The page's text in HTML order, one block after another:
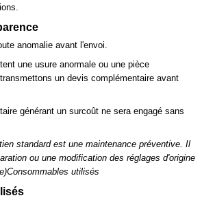
anomalie avant l'envoi.
une usure anormale ou une pièce
un devis complémentaire avant
générant un surcoût ne sera engagé sans
standard est une maintenance préventive. Il
ou une modification des réglages d'origine
utilisés